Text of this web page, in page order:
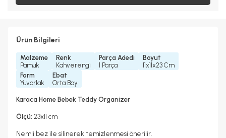
Ürün Bilgileri
Malzeme
Pamuk
Renk
Kahverengi
Parça Adedi
1 Parça
Boyut
11x11x23 Cm
Form
Yuvarlak
Ebat
Orta Boy
Karaca Home Bebek Teddy Organizer
Ölçü: 23x11 cm
Nemli bez ile silinerek temizlenmesi önerilir.